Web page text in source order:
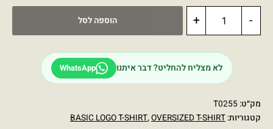
-
+ הוספה לסל
לא מצליח להחליט? דבר איתנו WhatsApp
מק״ט: T0255
קטגוריות:
BASIC LOGO T-SHIRT,OVERSIZED T-SHIRT